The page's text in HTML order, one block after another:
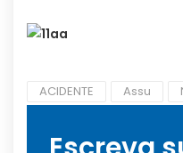
ACIDENTE Assu